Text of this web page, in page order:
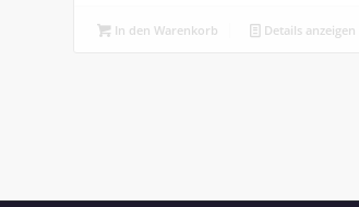
In den Warenkorb Details anzeigen